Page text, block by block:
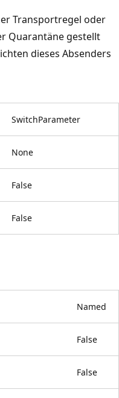
Transportregel oder
Quarantäne gestellt
dieses Absenders
SwitchParameter
None
False
False
Named
False
False